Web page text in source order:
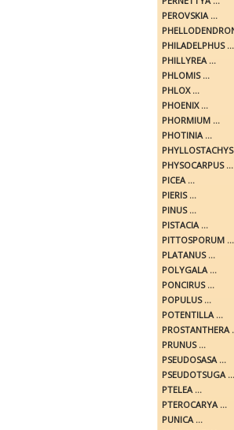
PEROVSKIA ...
PHILADELPHUS ...
PHILLYREA ...
PHLOMIS ...
PHLOX ...
PHOENIX ...
PHORMIUM ...
PHOTINIA ...
PHYSOCARPUS ...
PICEA ...
PIERIS ...
PINUS ...
PISTACIA ...
PITTOSPORUM ...
PLATANUS ...
POLYGALA ...
PONCIRUS ...
POPULUS ...
POTENTILLA ...
PROSTANTHERA
PRUNUS ...
PSEUDOSASA ...
PSEUDOTSUGA ...
PTELEA ...
PTEROCARYA ...
PUNICA ...